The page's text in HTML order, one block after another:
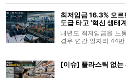
거처럼 단순히 메모리
세계 빅테크 기업들이
최저임금 16.3% 오
도급 타고 ‘혁신 생태
내년도 최저임금을 노
경우 연간 일자리 44
자(R&D 투자) 역시 연
[이슈] 플라스틱 없는